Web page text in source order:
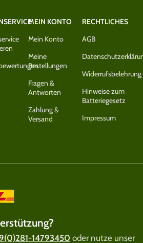
MEIN KONTO
Mein Konto
Meine
Bestellungen
Fragen &
Antworten
Zahlung &
Versand
RECHTLICHES
AGB
Widerrufsbelehrung
Hinweise zum
Batteriegesetz
Impressum
14793450 oder nutze unser